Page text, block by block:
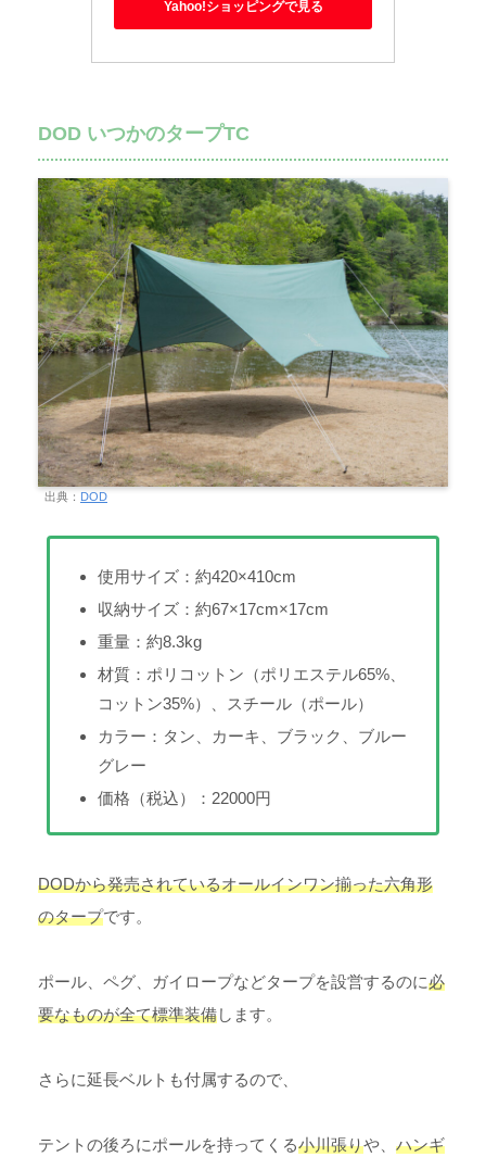
Yahoo!ショッピングで見る
DOD いつかのタープTC
出典： DOD
使用サイズ：約420×410cm
収納サイズ：約67×17cm×17cm
重量：約8.3kg
材質：ポリコットン（ポリエステル65%、
コットン35%）、スチール（ポール）
カラー：タン、カーキ、ブラック、ブルー
グレー
価格（税込）：22000円
DODから発売されているオールインワン揃った六角形
のタープです。
ポール、ペグ、ガイロープなどタープを設営するのに必
要なものが全て標準装備します。
さらに延長ベルトも付属するので、
テントの後ろにポールを持ってくる小川張りや、 ハンギ